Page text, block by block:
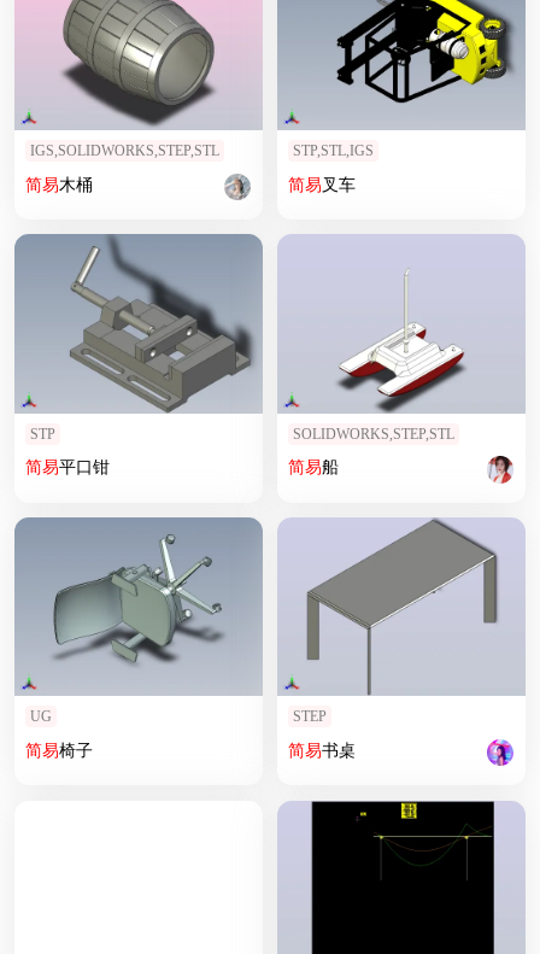
IGS,SOLIDWORKS,STEP,STL
简易木桶
STP,STL,IGS
简易叉车
STP
简易平口钳
SOLIDWORKS,STEP,STL
简易船
UG
简易椅子
STEP
简易书桌